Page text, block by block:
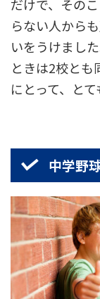
だけで、その
らない人から
いをうけまし
ときは2校とも
にとって、と
中学野